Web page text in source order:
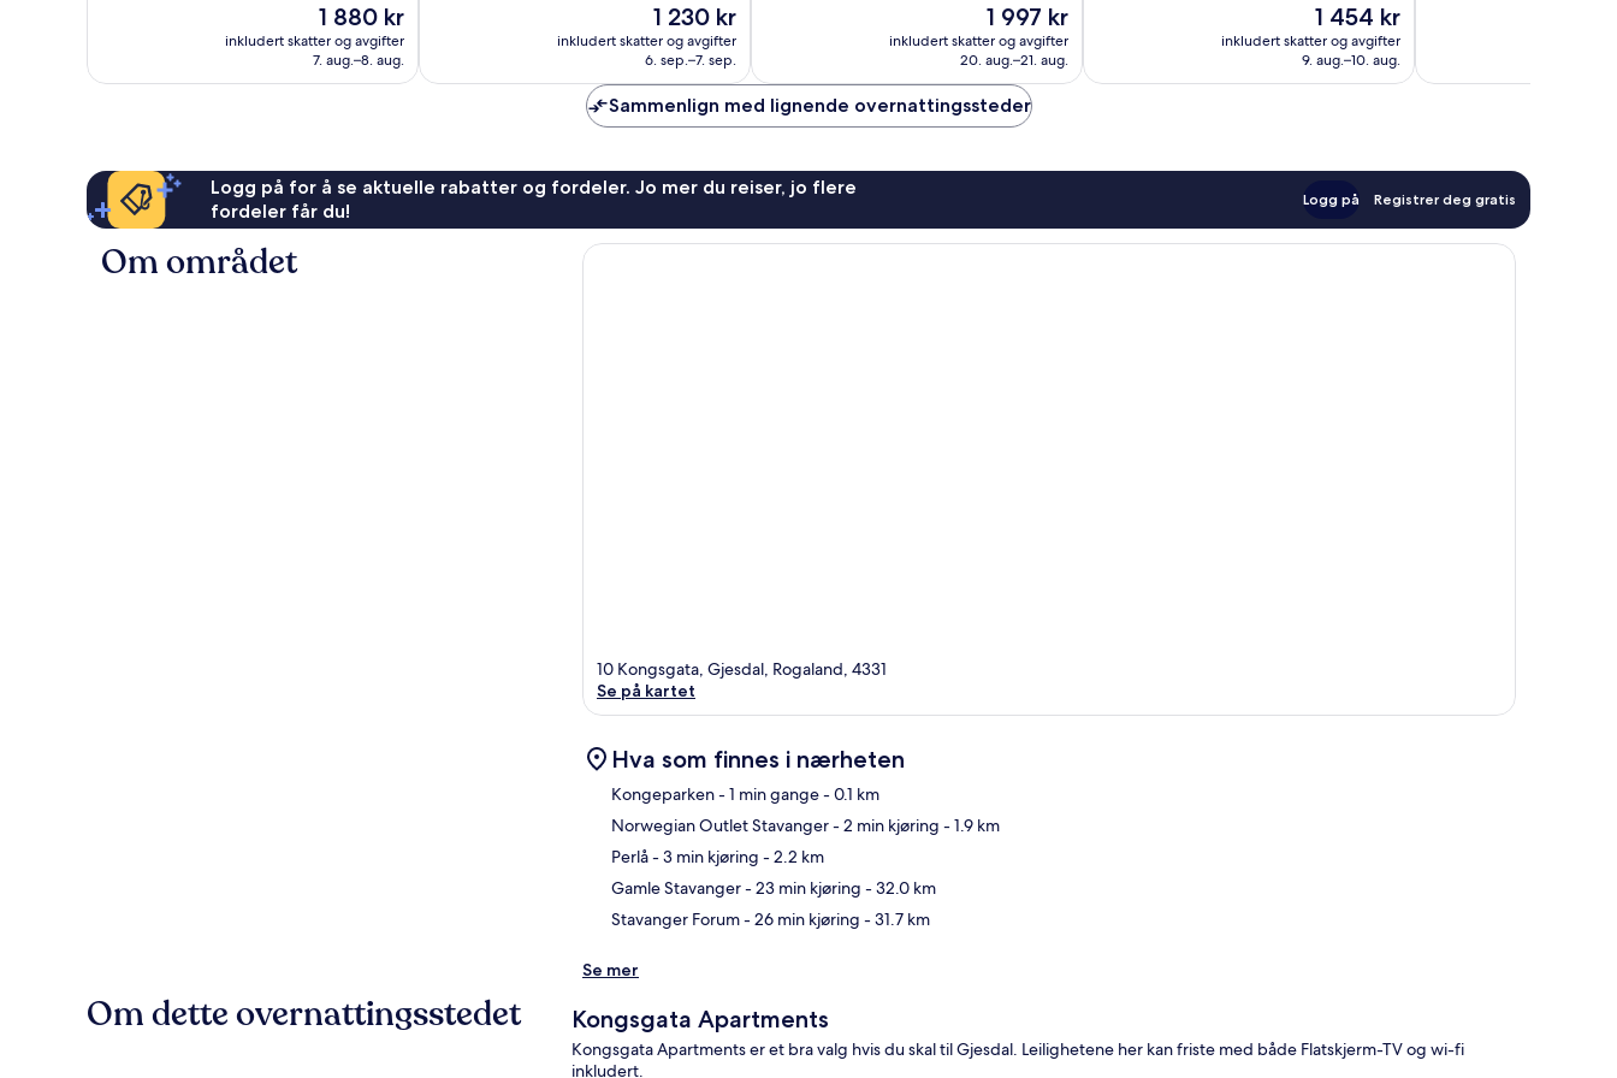
Prisen
er
1 880 kr
1 880 kr
inkludert skatter og avgifter
7. aug.–8. aug.
Prisen
er
1 230 kr
1 230 kr
inkludert skatter og avgifter
6. sep.–7. sep.
Prisen
er
1 997 kr
1 997 kr
inkludert skatter og avgifter
20. aug.–21. aug.
Prisen
er
1 454 kr
1 454 kr
inkludert skatter og avgifter
9. aug.–10. aug.
Sammenlign med lignende overnattingssteder
Logg på for å se aktuelle rabatter og fordeler. Jo mer du reiser, jo flere
fordeler får du!
Logg på Registrer deg gratis
Om området
10 Kongsgata, Gjesdal, Rogaland, 4331
Se på kartet
Hva som finnes i nærheten
Kongeparken- 1 min gange- 0.1 km
Norwegian Outlet Stavanger- 2 min kjøring - 1.9 km
Perlå- 3 min kjøring - 2.2 km
Gamle Stavanger- 23 min kjøring - 32.0 km
Stavanger Forum- 26 min kjøring - 31.7 km
Se mer
Om dette overnattingsstedet Kongsgata Apartments
Kongsgata Apartments er et bra valg hvis du skal til Gjesdal. Leilighetene her kan friste med både Flatskjerm-TV og wi-fi
inkludert.